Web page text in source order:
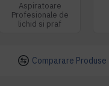
Aspiratoare
Profesionale de
lichid si praf
Comparare Produse